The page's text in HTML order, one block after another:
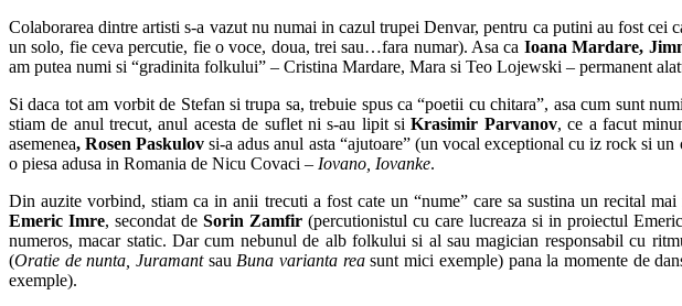
Colaborarea dintre artisti s-a vazut nu numai in cazul trupei Denvar, pentru ca putini au fost cei
un solo, fie ceva percutie, fie o voce, doua, trei sau…fara numar). Asa ca Ioana Mardare,
am putea numi si “gradinita folkului” – Cristina Mardare, Mara si Teo Lojewski – permanent
Si daca tot am vorbit de Stefan si trupa sa, trebuie spus ca “poetii cu chitara”, asa cum sunt
stiam de anul trecut, anul acesta de suflet ni s-au lipit siKrasimir Parvanov, ce a facut
asemenea, Rosen Paskulov si-a adus anul asta “ajutoare” (un vocal exceptional cu iz rock si
o piesa adusa in Romania de Nicu Covaci – Iovano, Iovanke.
Din auzite vorbind, stiam ca in anii trecuti a fost cate un “nume” care sa sustina un recital
Emeric Imre, secondat de Sorin Zamfir (percutionistul cu care lucreaza si in proiectul
numeros, macar static. Dar cum nebunul de alb folkului si al sau magician responsabil cu
(Oratie de nunta, Juramantsau Buna varianta reasunt mici exemple) pana la momente de
exemple).